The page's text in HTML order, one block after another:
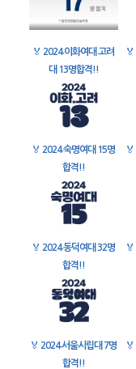
🏅 2024 이화여대 고려
대 13명합격!!
🏅
🏅 2024 숙명여대 15명
합격!!
🏅
🏅 2024 동덕여대 32명
합격!!
🏅
🏅 2024 서울시립대 7명
합격!!
🏅